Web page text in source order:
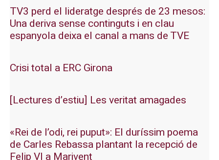
TV3 perd el lideratge després de 23 mesos:
Una deriva sense continguts i en clau
espanyola deixa el canal a mans de TVE
Crisi total a ERC Girona
[Lectures d’estiu] Les veritat amagades
«Rei de l’odi, rei puput»: El duríssim poema
de Carles Rebassa plantant la recepció de
Felip VI a Marivent